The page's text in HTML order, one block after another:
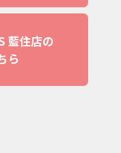
藍住店の
ら